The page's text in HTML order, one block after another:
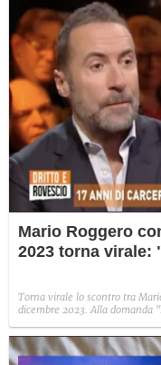
Mario Roggero
2023 torna
Torna virale lo scontro tra
dicembre 2023. Alla domanda